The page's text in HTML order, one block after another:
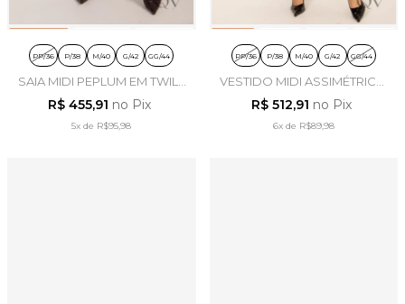
PP/36 P/38 M/40 G/42 GG/44
SAIA MIDI PEPLUM EM TWILL
MARROM - LEKAZIS
R$ 455,91 no Pix
5x de R$95,98
PP/36 P/38 M/40 G/42 GG/44
VESTIDO MIDI ASSIMÉTRICO
EM FLANELADO XADREZ -
LEKAZIS
R$ 512,91 no Pix
6xde R$89,98